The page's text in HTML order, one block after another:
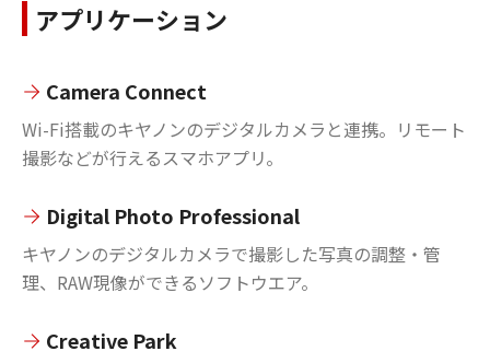
アプリケーション
Camera Connect
Wi-Fi搭載のキヤノンのデジタルカメラと連携。リモート
撮影などが行えるスマホアプリ。
Digital Photo Professional
キヤノンのデジタルカメラで撮影した写真の調整・管
理、RAW現像ができるソフトウエア。
Creative Park